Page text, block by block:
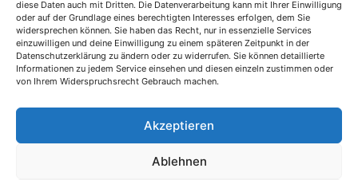
diese Daten auch mit Dritten. Die Datenverarbeitung kann mit Ihrer Einwilligung
oder auf der Grundlage eines berechtigten Interesses erfolgen, dem Sie
widersprechen können. Sie haben das Recht, nur in essenzielle Services
einzuwilligen und deine Einwilligung zu einem späteren Zeitpunkt in der
Datenschutzerklärung zu ändern oder zu widerrufen. Sie können detaillierte
Informationen zu jedem Service einsehen und diesen einzeln zustimmen oder
von Ihrem Widerspruchsrecht Gebrauch machen.
Akzeptieren
Ablehnen
und Mein Lübecker Fresh bieten Ihnen etliche Inklusivleistungen.
Im Mein Lübecker Magazin erfahren Sie immer, was es Neues
gibt.
Die Mein Lübecker Kontomodelle
Datenverwendung